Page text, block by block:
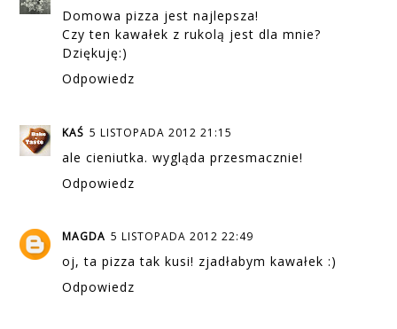
Domowa pizza jest najlepsza!
Czy ten kawałek z rukolą jest dla mnie?
Dziękuję:)
Odpowiedz
KAŚ 5 LISTOPADA 2012 21:15
ale cieniutka. wygląda przesmacznie!
Odpowiedz
MAGDA 5 LISTOPADA 2012 22:49
oj, ta pizza tak kusi! zjadłabym kawałek :)
Odpowiedz